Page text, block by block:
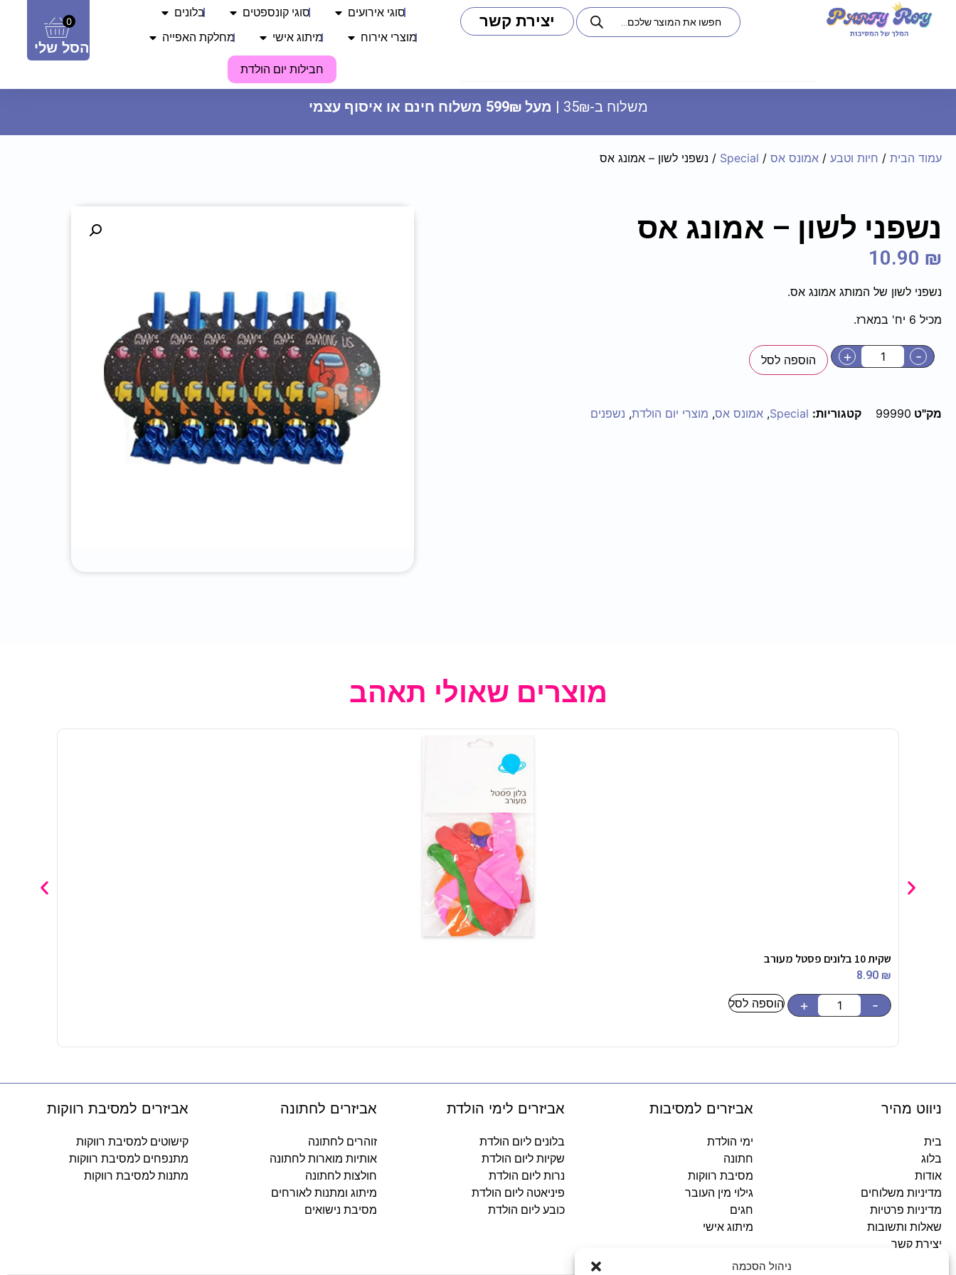
ניהול הסכמה
חולצה מודפסת - ‏‏בהצלחה חבר
0
הסל שלי
יצירת קשר סוגי אירועים סוגי קונספטים בלונים
מוצרי אירוח מיתוג אישי מחלקת האפייה
חבילות יום הולדת
משלוח ב-35₪ | מעל 599₪ משלוח חינם או איסוף עצמי
עמוד הבית / חיות וטבע / אמונס אס /
Special / נשפני לשון – אמונג אס
נשפני לשון – אמונג אס
10.90 ₪
נשפני לשון של המותג אמונג אס.
מכיל 6 יח' במארז.
-
+ הוספה לסל
מק"ט 99990 קטגוריות: Special
, אמונס אס, מוצרי יום הולדת, נשפנים
מוצרים שאולי תאהב
שקית 10 בלונים פסטל מעורב
8.90 ₪
-
+ הוספה לסל
ניווט מהיר
בית
בלוג
אודות
מדיניות משלוחים
מדיניות פרטיות
שאלות ותשובות
יצירת קשר
אביזרים למסיבות
ימי הולדת
חתונה
מסיבת רווקות
גילוי מין העובר
חגים
מיתוג אישי
אביזרים לימי הולדת
בלונים ליום הולדת
שקיות ליום הולדת
נרות ליום הולדת
פיניאטה ליום הולדת
כובע ליום הולדת
אביזרים לחתונה
זוהרים לחתונה
אותיות מוארות לחתונה
חולצות לחתונה
מיתוג ומתנות לאורחים
מסיבת נישואים
אביזרים למסיבת רווקות
קישוטים למסיבת רווקות
מתנפחים למסיבת רווקות
מתנות למסיבת רווקות